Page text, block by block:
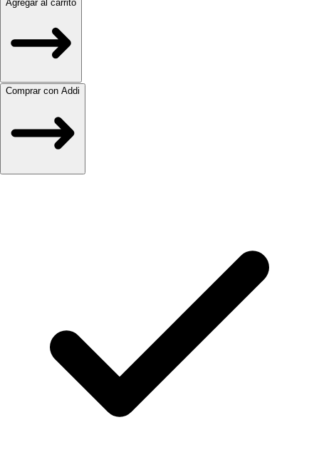
Agregar al carrito
Comprar con Addi